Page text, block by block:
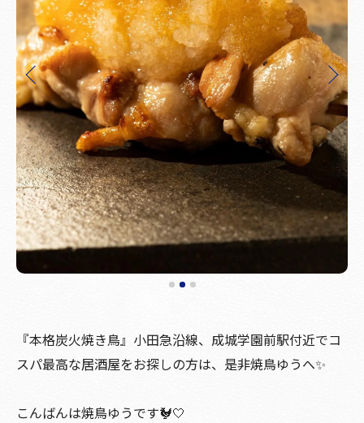
『本格炭火焼き鳥』小田急沿線、成城学園前駅付近でコ
スパ最高な居酒屋をお探しの方は、是非焼鳥ゆうへ✨
こんばんは焼鳥ゆうです🐓🤍